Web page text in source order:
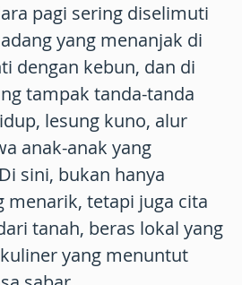
pagi sering diselimuti
yang menanjak di
dengan kebun, dan di
tampak tanda-tanda
lesung kuno, alur
anak-anak yang
sini, bukan hanya
menarik, tetapi juga cita
tanah, beras lokal yang
yang menuntut